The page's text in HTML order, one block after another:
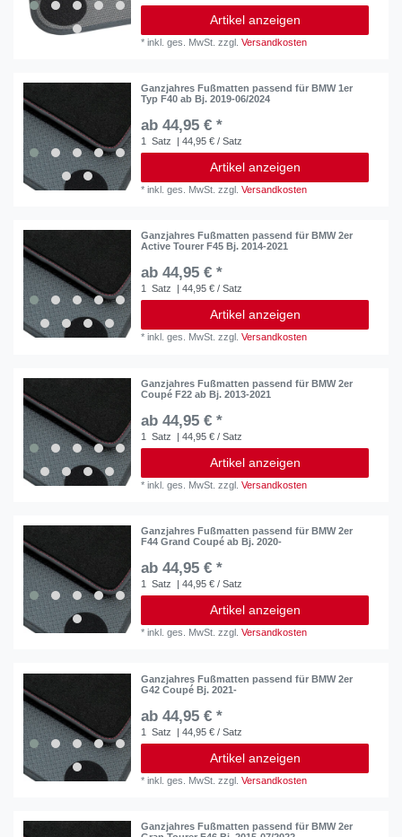
Artikel anzeigen
*inkl. ges. MwSt. zzgl.Versandkosten
Ganzjahres Fußmatten passend für BMW 1er
Typ F40 ab Bj. 2019-06/2024
ab 44,95 € *
1 Satz | 44,95 € / Satz
Artikel anzeigen
*inkl. ges. MwSt. zzgl.Versandkosten
Ganzjahres Fußmatten passend für BMW 2er
Active Tourer F45 Bj. 2014-2021
ab 44,95 € *
1 Satz | 44,95 € / Satz
Artikel anzeigen
*inkl. ges. MwSt. zzgl.Versandkosten
Ganzjahres Fußmatten passend für BMW 2er
Coupé F22 ab Bj. 2013-2021
ab 44,95 € *
1 Satz | 44,95 € / Satz
Artikel anzeigen
*inkl. ges. MwSt. zzgl.Versandkosten
Ganzjahres Fußmatten passend für BMW 2er
F44 Grand Coupé ab Bj. 2020-
ab 44,95 € *
1 Satz | 44,95 € / Satz
Artikel anzeigen
*inkl. ges. MwSt. zzgl.Versandkosten
Ganzjahres Fußmatten passend für BMW 2er
G42 Coupé Bj. 2021-
ab 44,95 € *
1 Satz | 44,95 € / Satz
Artikel anzeigen
*inkl. ges. MwSt. zzgl.Versandkosten
Ganzjahres Fußmatten passend für BMW 2er